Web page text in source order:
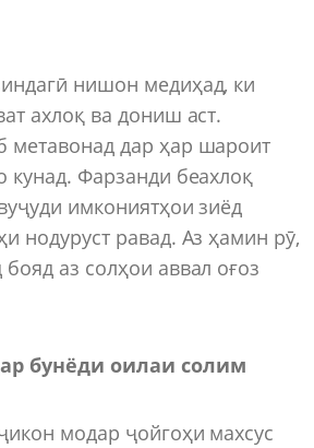
нишон медиҳад, ки
ахлоқ ва дониш аст.
метавонад дар ҳар шароит
кунад. Фарзанди беахлоқ
имкониятҳои зиёд
нодуруст равад. Аз ҳамин рӯ,
аз солҳои аввал оғоз
бунёди оилаи солим
модар ҷойгоҳи махсус